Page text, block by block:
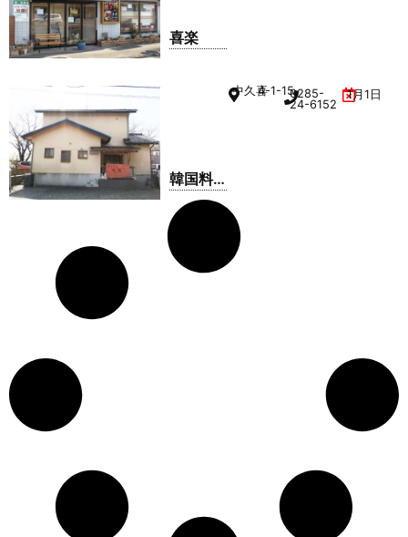
喜楽
韓国料
理 焼肉
しげち
ゃん
中久喜4-1-150285-
24-6152
1月1日